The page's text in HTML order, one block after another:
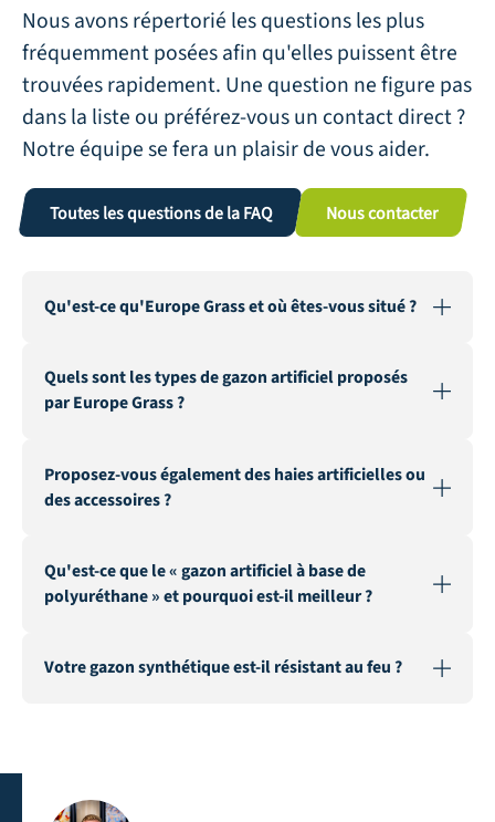
Nous avons répertorié les questions les plus
fréquemment posées afin qu'elles puissent être
trouvées rapidement. Une question ne figure pas
dans la liste ou préférez-vous un contact direct ?
Notre équipe se fera un plaisir de vous aider.
Toutes les questions de la FAQ Nous contacter
Qu'est-ce qu'Europe Grass et où êtes-vous situé ?
Quels sont les types de gazon artificiel proposés
par Europe Grass ?
Proposez-vous également des haies artificielles ou
des accessoires ?
Qu'est-ce que le « gazon artificiel à base de
polyuréthane » et pourquoi est-il meilleur ?
Votre gazon synthétique est-il résistant au feu ?